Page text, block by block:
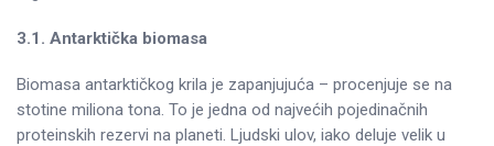
3.1. Antarktička biomasa
Biomasa antarktičkog krila je zapanjujuća – procenjuje se na
stotine miliona tona. To je jedna od najvećih pojedinačnih
proteinskih rezervi na planeti. Ljudski ulov, iako deluje velik u